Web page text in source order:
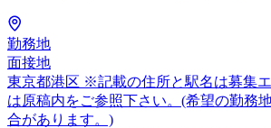
勤務地
面接地
東京都港区 ※記載の住所と駅名は募集
は原稿内をご参照下さい。(希望の勤務
合があります。)